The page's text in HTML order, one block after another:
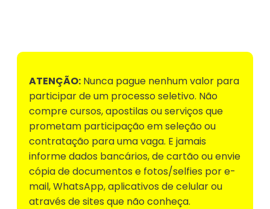
ATENÇÃO: Nunca pague nenhum valor para
participar de um processo seletivo. Não
compre cursos, apostilas ou serviços que
prometam participação em seleção ou
contratação para uma vaga. E jamais
informe dados bancários, de cartão ou envie
cópia de documentos e fotos/selfies por e-
mail, WhatsApp, aplicativos de celular ou
através de sites que não conheça.